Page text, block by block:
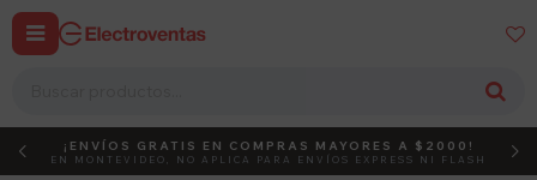
 
DEBUT ACTIVÁ EL CÓDIGO
¡ENVÍOS GRATIS EN COMPRAS MAYORES A $2000!
EN MONTEVIDEO, NO APLICA PARA ENVÍOS EXPRESS NI FLASH